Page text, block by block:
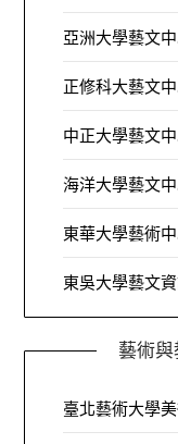
亞洲大學藝文
正修科大藝文
中正大學藝文
海洋大學藝文
東華大學藝術
東吳大學藝文
藝術
臺北藝術大學